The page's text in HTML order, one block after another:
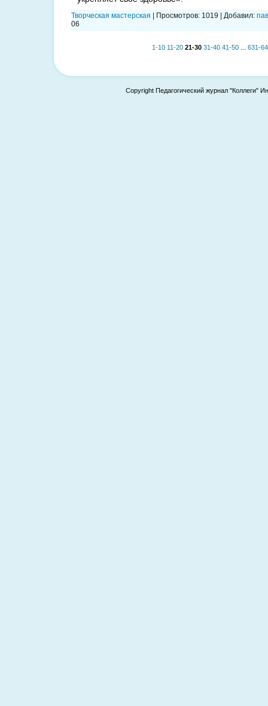
Творческая мастерская Просмотров: 1019 Добавил:
06
1-10 11-20 21-30 31-40 41-50 631-
Copyright Педагогический журнал "Коллеги"